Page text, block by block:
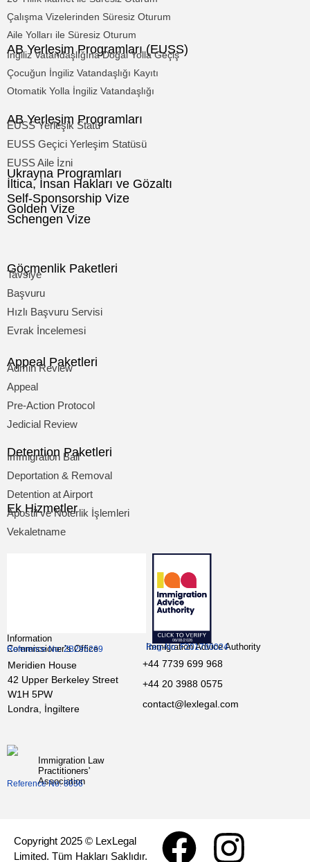
Çalışma Vizelerinden Süresiz Oturum
Aile Yolları ile Süresiz Oturum
AB Yerleşim Programları (EUSS)
İngiliz Vatandaşlığına Doğal Yolla Geçiş
Çocuğun İngiliz Vatandaşlığı Kayıtı
Otomatik Yolla İngiliz Vatandaşlığı
AB Yerleşim Programları
EUSS Yerleşik Statü
EUSS Geçici Yerleşim Statüsü
EUSS Aile İzni
Ukrayna Programları
İltica, İnsan Hakları ve Gözaltı
Self-Sponsorship Vize
Golden Vize
Schengen Vize
Göçmenlik Paketleri
Tavsiye
Başvuru
Hızlı Başvuru Servisi
Evrak İncelemesi
Appeal Paketleri
Admin Review
Appeal
Pre-Action Protocol
Jedicial Review
Detention Paketleri
Immigration Bail
Deportation & Removal
Detention at Airport
Ek Hizmetler
Apostil ve Noterlik İşlemleri
Vekaletname
Information
Commissioner’s Office
Reference No: ZB295269 Immigration Advice Authority
Reg-No: F201700024
Meridien House
42 Upper Berkeley Street
W1H 5PW
Londra, İngiltere
+44 7739 699 968
+44 20 3988 0575
contact@lexlegal.com
Immigration Law
Practitioners'
Association
Reference No: 8036
Copyright 2025 © LexLegal
Limited. Tüm Hakları Saklıdır.